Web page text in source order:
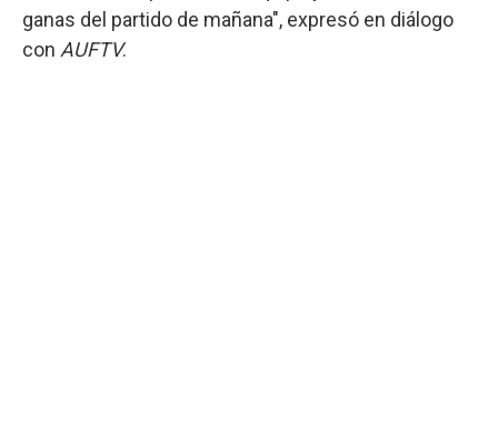
ganas del partido de mañana", expresó en diálogo
con AUFTV.